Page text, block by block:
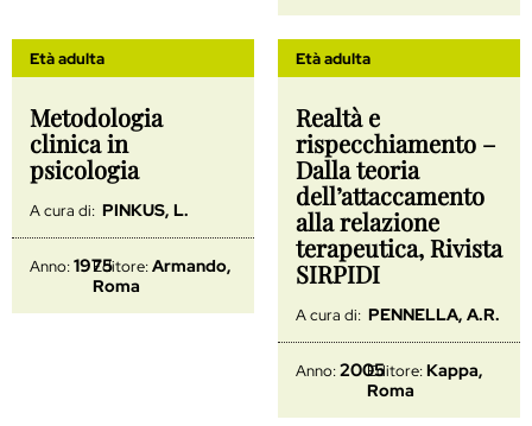
Età adulta
Metodologia
clinica in
psicologia
A cura di: PINKUS, L.
Anno:1975Editore:Armando,
Roma
Età adulta
Realtà e
rispecchiamento –
Dalla teoria
dell’attaccamento
alla relazione
terapeutica, Rivista
SIRPIDI
A cura di: PENNELLA, A.R.
Anno:2005Editore: Kappa,
Roma